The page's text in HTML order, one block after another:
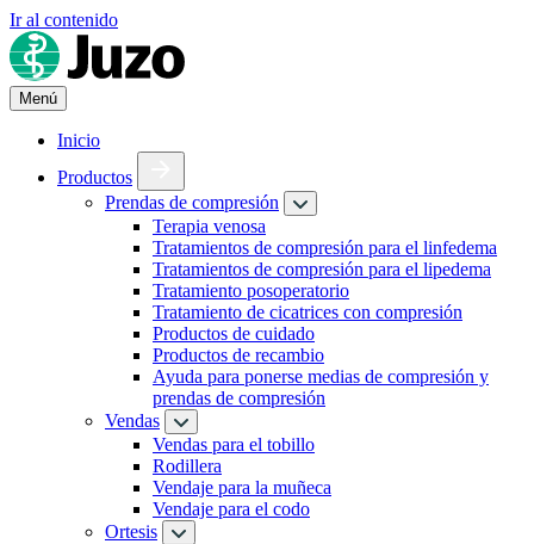
Ir al contenido
Menú
Inicio
Productos
Prendas de compresión
Terapia venosa
Tratamientos de compresión para el linfedema
Tratamientos de compresión para el lipedema
Tratamiento posoperatorio
Tratamiento de cicatrices con compresión
Productos de cuidado
Productos de recambio
Ayuda para ponerse medias de compresión y
prendas de compresión
Vendas
Vendas para el tobillo
Rodillera
Vendaje para la muñeca
Vendaje para el codo
Ortesis